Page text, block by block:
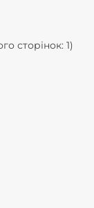
сторінок: 1)